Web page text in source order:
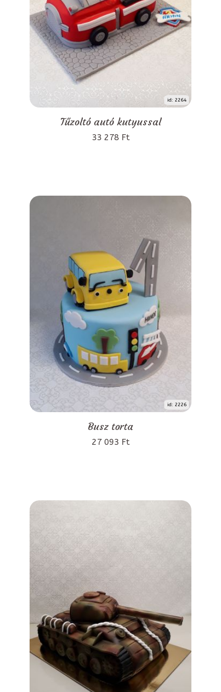
id: 2264
Tűzoltó autó kutyussal
33 278 Ft
id: 2226
Busz torta
27 093 Ft